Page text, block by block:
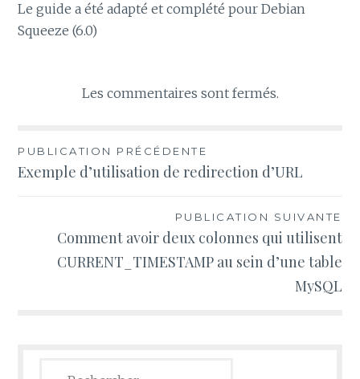
Le guide a été adapté et complété pour Debian
Squeeze (6.0)
Les commentaires sont fermés.
Navigation
de
PUBLICATION PRÉCÉDENTE
Exemple d’utilisation de redirection d’URL
PUBLICATION SUIVANTE
Comment avoir deux colonnes qui utilisent
CURRENT_TIMESTAMP au sein d’une table
MySQL